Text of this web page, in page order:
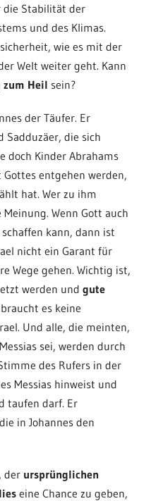
die Stabilität der
und des Klimas.
wie es mit der
Welt weiter geht. Kann
zum Heil sein?
der Täufer. Er
Sadduzäer, die sich
doch Kinder Abrahams
entgehen werden,
hat. Wer zu ihm
Wenn Gott auch
kann, dann ist
nicht ein Garant für
Wege gehen. Wichtig ist,
werden und gute
es keine
Und alle, die meinten,
sei, werden durch
des Rufers in der
Messias hinweist und
taufen darf. Er
in Johannes den
der ursprünglichen
eine Chance zu geben,